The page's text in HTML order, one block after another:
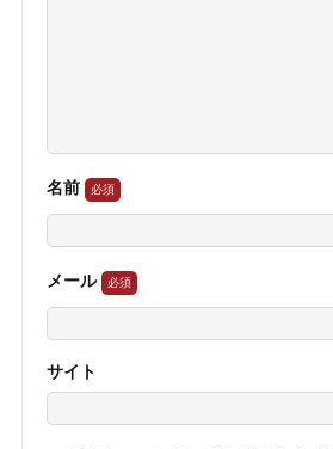
名前
メール
サイト